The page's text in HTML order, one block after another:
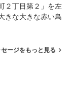
２丁目第２」を左
きな大きな赤い鳥
セージをもっと見る